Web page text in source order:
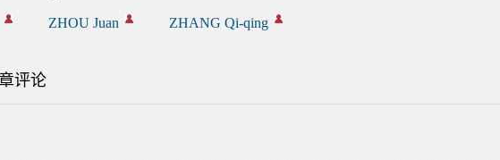
ZHOU Juan ZHANG Qi-qing
评论